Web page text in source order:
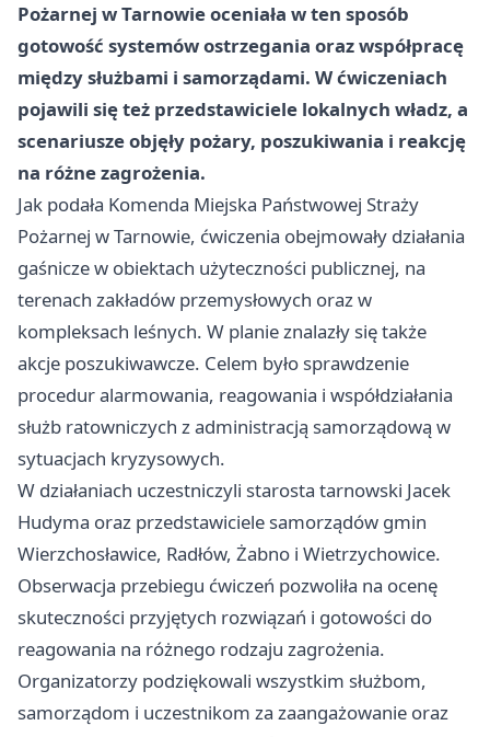
Pożarnej w Tarnowie oceniała w ten sposób
gotowość systemów ostrzegania oraz współpracę
między służbami i samorządami. W ćwiczeniach
pojawili się też przedstawiciele lokalnych władz, a
scenariusze objęły pożary, poszukiwania i reakcję
na różne zagrożenia.
Jak podała Komenda Miejska Państwowej Straży
Pożarnej w Tarnowie, ćwiczenia obejmowały działania
gaśnicze w obiektach użyteczności publicznej, na
terenach zakładów przemysłowych oraz w
kompleksach leśnych. W planie znalazły się także
akcje poszukiwawcze. Celem było sprawdzenie
procedur alarmowania, reagowania i współdziałania
służb ratowniczych z administracją samorządową w
sytuacjach kryzysowych.
W działaniach uczestniczyli starosta tarnowski Jacek
Hudyma oraz przedstawiciele samorządów gmin
Wierzchosławice, Radłów, Żabno i Wietrzychowice.
Obserwacja przebiegu ćwiczeń pozwoliła na ocenę
skuteczności przyjętych rozwiązań i gotowości do
reagowania na różnego rodzaju zagrożenia.
Organizatorzy podziękowali wszystkim służbom,
samorządom i uczestnikom za zaangażowanie oraz